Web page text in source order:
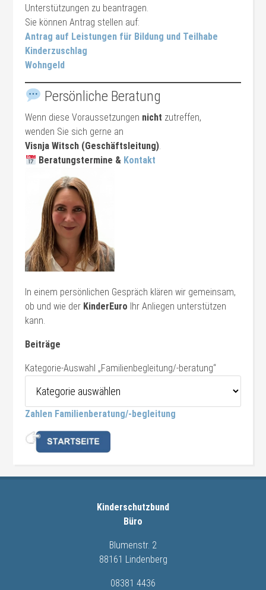
Unterstützungen zu beantragen.
Sie können Antrag stellen auf:
Antrag auf Leistungen für Bildung und Teilhabe
Kinderzuschlag
Wohngeld
Persönliche Beratung
Wenn diese Voraussetzungen nicht zutreffen,
wenden Sie sich gerne an
Visnja Witsch (Geschäftsleitung).
Beratungstermine & Kontakt
In einem persönlichen Gespräch klären wir gemeinsam,
ob und wie der KinderEuro Ihr Anliegen unterstützen
kann.
Beiträge
Kategorie-Auswahl „Familienbegleitung/-beratung“
Zahlen Familienberatung/-begleitung
Kinderschutzbund
Büro
Blumenstr. 2
88161 Lindenberg
08381 4436